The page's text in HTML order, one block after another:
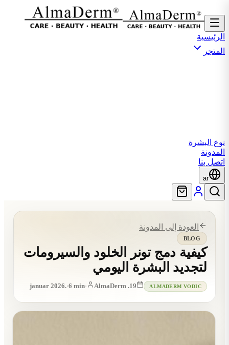
الرئيسية
المتجر
نوع البشرة
المدونة
اتصل بنا
ar
العودة إلى المدونة
BLOG
كيفية دمج تونر الخلود والسيرومات
لتجديد البشرة اليومي
ALMADERM VODIC
19. januar 2026.
·6 min· AlmaDerm